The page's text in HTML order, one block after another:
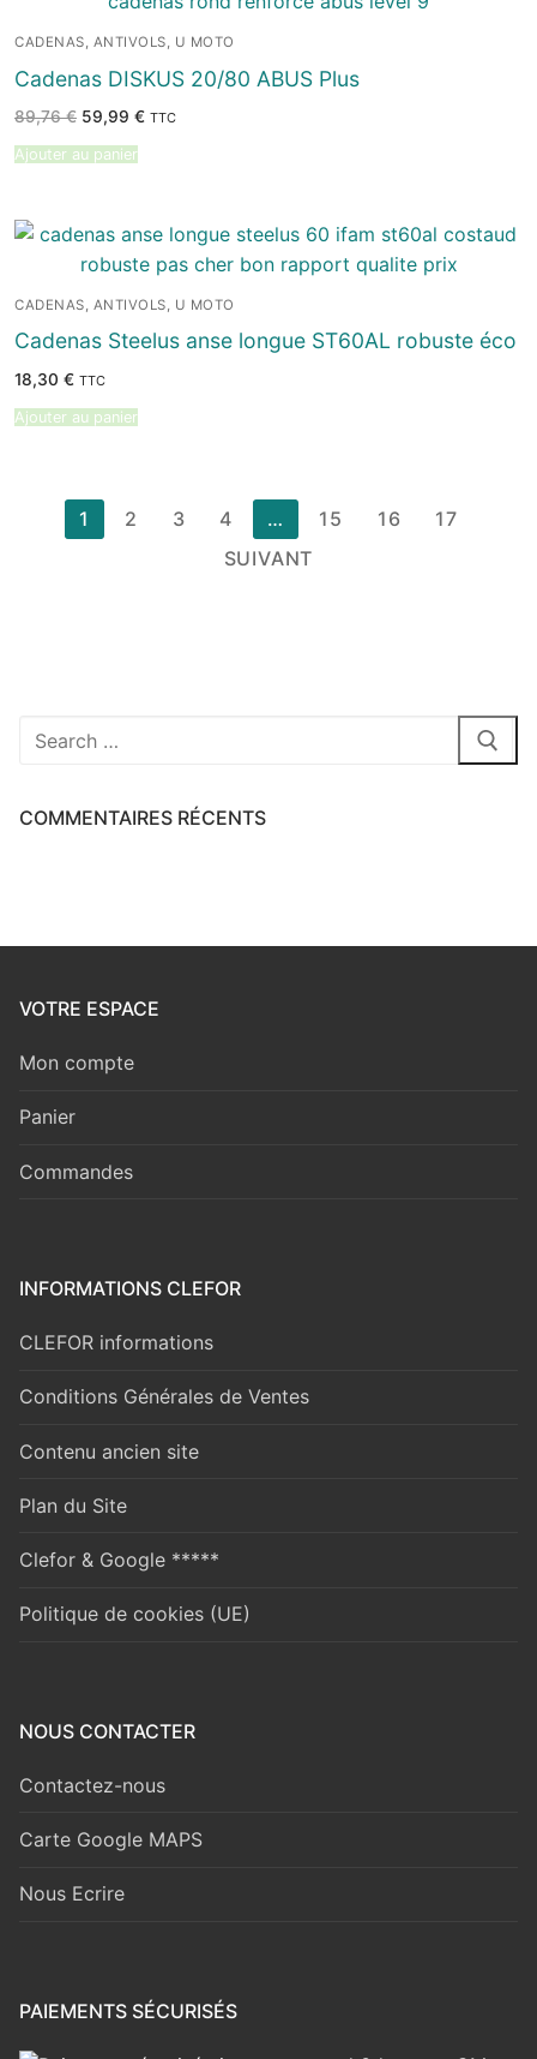
CADENAS, ANTIVOLS, U MOTO
Cadenas DISKUS 20/80 ABUS Plus
89,76€ Le
prix
initial
était :
59,99 €Le
TTC
Ajouter au panier
CADENAS, ANTIVOLS, U MOTO
Cadenas Steelus anse longue ST60AL robuste éco
18,30 € TTC
Ajouter au panier
Pagination
des
1 2 3 4 … 15 16
17
SUIVANT
Rechercher
COMMENTAIRES RÉCENTS
VOTRE ESPACE
Mon compte
Panier
Commandes
INFORMATIONS CLEFOR
CLEFOR informations
Conditions Générales de Ventes
Contenu ancien site
Plan du Site
Clefor & Google *****
Politique de cookies (UE)
NOUS CONTACTER
Contactez-nous
Carte Google MAPS
Nous Ecrire
PAIEMENTS SÉCURISÉS